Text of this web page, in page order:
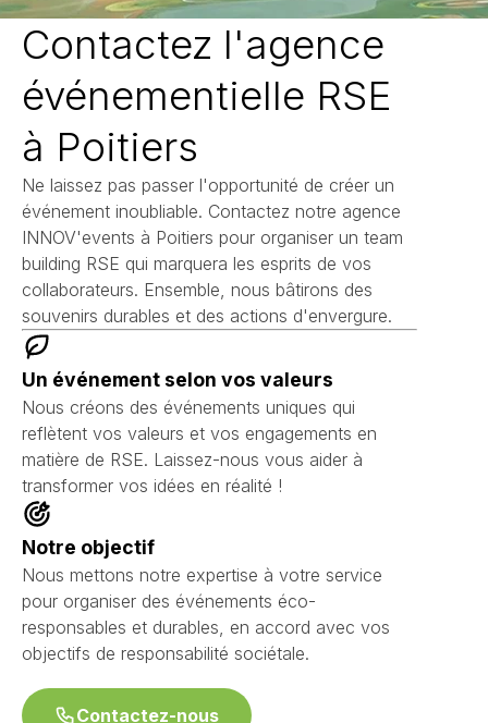
Contactez l'agence
événementielle RSE
à Poitiers
Ne laissez pas passer l'opportunité de créer un
événement inoubliable. Contactez notre agence
INNOV'events à Poitiers pour organiser un team
building RSE qui marquera les esprits de vos
collaborateurs. Ensemble, nous bâtirons des
souvenirs durables et des actions d'envergure.
Un événement selon vos valeurs
Nous créons des événements uniques qui
reflètent vos valeurs et vos engagements en
matière de RSE. Laissez-nous vous aider à
transformer vos idées en réalité !
Notre objectif
Nous mettons notre expertise à votre service
pour organiser des événements éco-
responsables et durables, en accord avec vos
objectifs de responsabilité sociétale.
Contactez-nous